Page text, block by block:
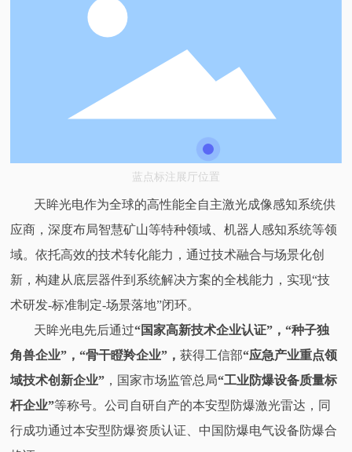
蓝点标注展厅位置
天眸光电作为全球的高性能全自主激光成像感知系统供
应商，深度布局智慧矿山等特种领域、机器人感知系统等领
域。依托高效的技术转化能力，通过技术融合与场景化创
新，构建从底层器件到系统解决方案的全栈能力，实现“技
术研发-标准制定-场景落地”闭环。
天眸光电先后通过“国家高新技术企业认证”，“种子独
角兽企业”，“骨干瞪羚企业”，获得工信部“应急产业重点领
域技术创新企业” ，国家市场监管总局“工业防爆设备质量标
杆企业”等称号。公司自研自产的本安型防爆激光雷达，同
行成功通过本安型防爆资质认证、中国防爆电气设备防爆合